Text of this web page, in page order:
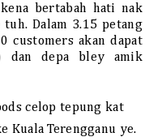
bertabah hati nak
Dalam 3.15 petang
customers akan dapat
dan depa bley amik
celop tepung kat
Kuala Terengganu ye.